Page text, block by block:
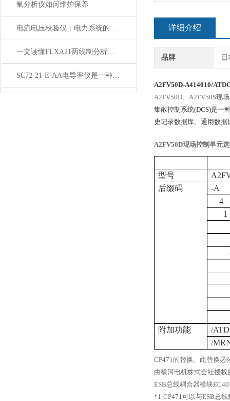
氧分析仪如何维护保养
电流电压校验仪：电力系统的贴心助
一文读懂FLXA21两线制分析仪：功能、规格与智能化应用
SC72-21-E-AA电导率仪是一种用于测量水体中的电导率的仪器
详细介绍
品牌
A2FV50D-A414010/
A2FV50D、A2FV50S现
集散控制系统(DCS)是一
史记录数据库、通用数
A2FV50D现场控制单元
型号
后缀码
-A
4
1
附加功能
/
/
CP471的替换。此替换必
由横河电机株式会社授
ESB总线耦合器模块
*1:CP471可以与ESB总线